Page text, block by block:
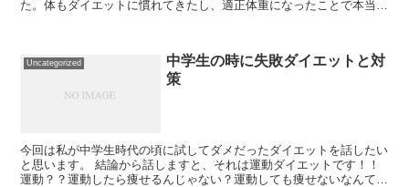
た。体もダイエットに慣れてきたし、適正体重になったことで本当に
Uncategorized
中学生の時に失敗ダイエットと対
策
今回は私が中学生時代の頃に試してダメだったダイエットを話したい
と思います。 結論から話しますと、それは運動ダイエットです！！
運動？？運動したら痩せるんじゃない？運動しても痩せないなんて何